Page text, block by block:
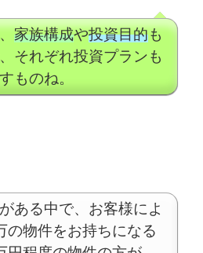
家族構成や投資目的も
それぞれ投資プランも
ものね。
ある中で、お客様によ
の物件をお持ちになる